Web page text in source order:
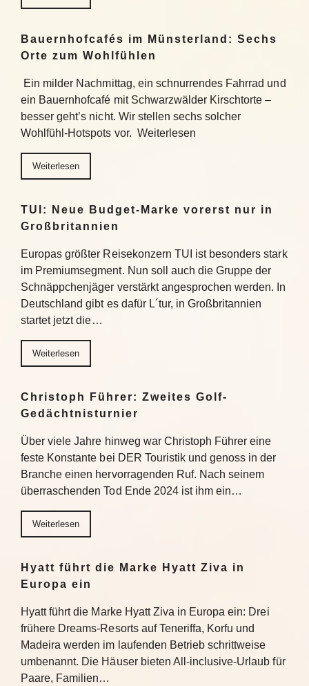
Bauernhofcafés im Münsterland: Sechs
Orte zum Wohlfühlen
Ein milder Nachmittag, ein schnurrendes Fahrrad und
ein Bauernhofcafé mit Schwarzwälder Kirschtorte –
besser geht’s nicht. Wir stellen sechs solcher
Wohlfühl-Hotspots vor. Weiterlesen
Weiterlesen
TUI: Neue Budget-Marke vorerst nur in
Großbritannien
Europas größter Reisekonzern TUI ist besonders stark
im Premiumsegment. Nun soll auch die Gruppe der
Schnäppchenjäger verstärkt angesprochen werden. In
Deutschland gibt es dafür L´tur, in Großbritannien
startet jetzt die…
Weiterlesen
Christoph Führer: Zweites Golf-
Gedächtnisturnier
Über viele Jahre hinweg war Christoph Führer eine
feste Konstante bei DER Touristik und genoss in der
Branche einen hervorragenden Ruf. Nach seinem
überraschenden Tod Ende 2024 ist ihm ein…
Weiterlesen
Hyatt führt die Marke Hyatt Ziva in
Europa ein
Hyatt führt die Marke Hyatt Ziva in Europa ein: Drei
frühere Dreams-Resorts auf Teneriffa, Korfu und
Madeira werden im laufenden Betrieb schrittweise
umbenannt. Die Häuser bieten All-inclusive-Urlaub für
Paare, Familien…